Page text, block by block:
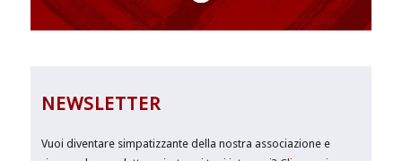
NEWSLETTER
Vuoi diventare simpatizzante della nostra associazione e